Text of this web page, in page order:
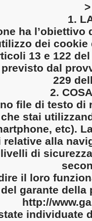
1.
ha
dei
13 e 122
dal
229
2.
file di testo di
stai
etc).
alla
di
il loro
del garante della
http://
individuate